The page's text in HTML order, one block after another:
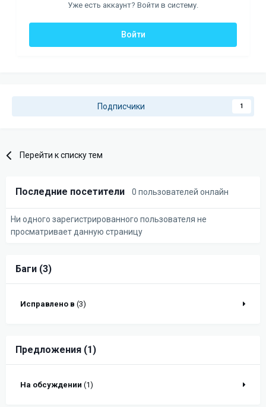
Уже есть аккаунт? Войти в систему.
Войти
Подписчики 1
Перейти к списку тем
Последние посетители 0 пользователей онлайн
Ни одного зарегистрированного пользователя не
просматривает данную страницу
Баги (3)
Исправлено в (3)
Предложения (1)
На обсуждении (1)